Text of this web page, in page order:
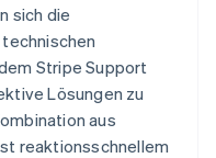
sich die
Stripe Support
Lösungen zu
aus
reaktionsschnellem